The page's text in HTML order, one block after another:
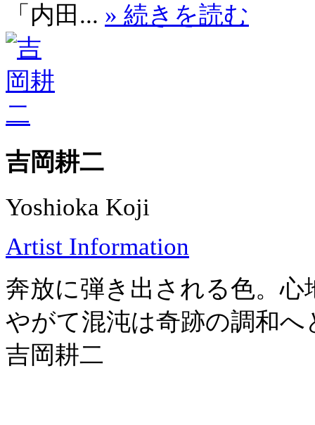
「内田... » 続きを読む
吉岡耕二
Yoshioka Koji
Artist Information
奔放に弾き出される色。
やがて混沌は奇跡の調和へ
吉岡耕二